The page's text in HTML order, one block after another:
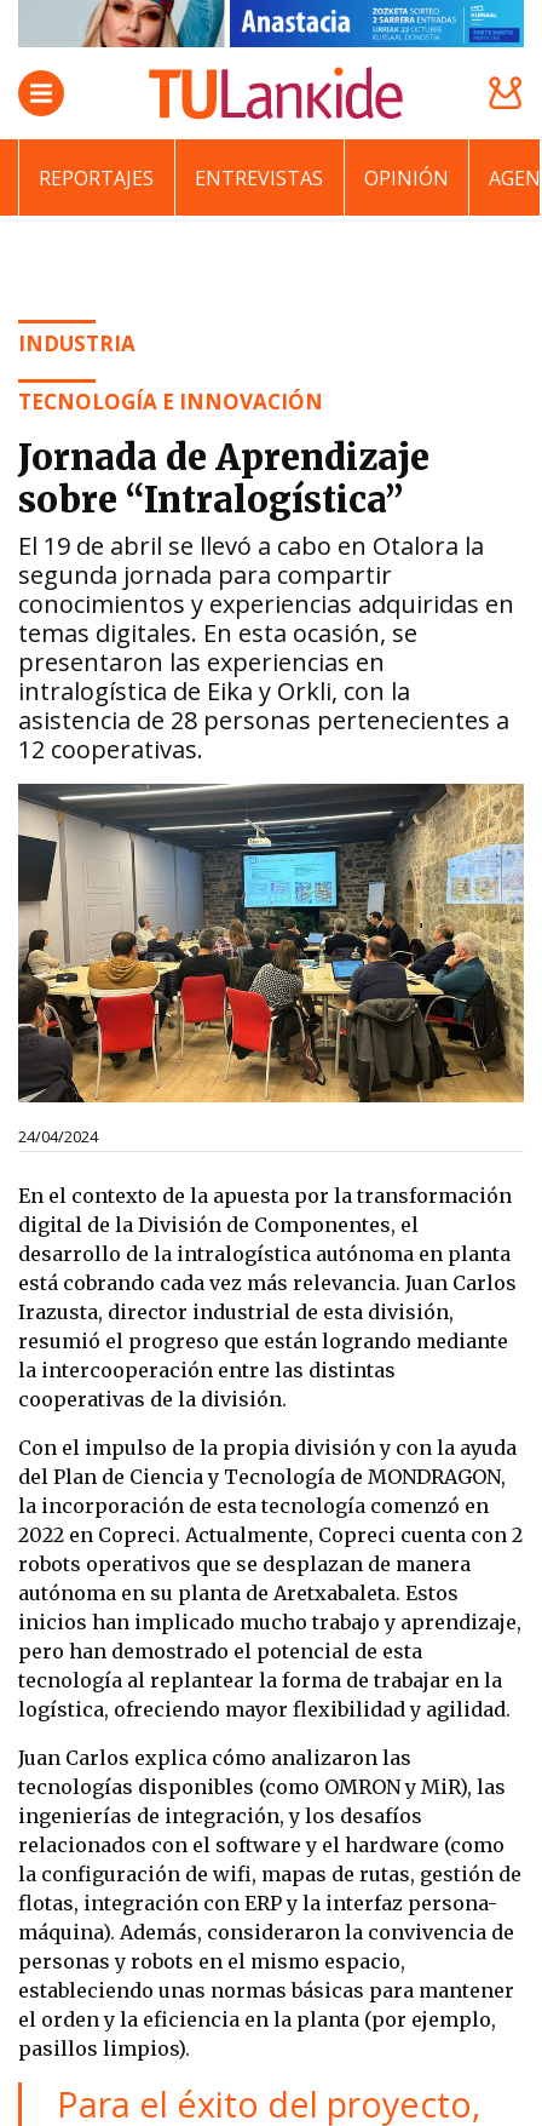
REPORTAJES ENTREVISTAS OPINIÓN
INDUSTRIA
TECNOLOGÍA E INNOVACIÓN
Jornada de Aprendizaje
sobre “Intralogística”
El 19 de abril se llevó a cabo en Otalora la
segunda jornada para compartir
conocimientos y experiencias adquiridas en
temas digitales. En esta ocasión, se
presentaron las experiencias en
intralogística de Eika y Orkli, con la
asistencia de 28 personas pertenecientes a
12 cooperativas.
24/04/2024
En el contexto de la apuesta por la transformación
digital de la División de Componentes, el
desarrollo de la intralogística autónoma en planta
está cobrando cada vez más relevancia. Juan Carlos
Irazusta, director industrial de esta división,
resumió el progreso que están logrando mediante
la intercooperación entre las distintas
cooperativas de la división.
Con el impulso de la propia división y con la ayuda
del Plan de Ciencia y Tecnología de MONDRAGON,
la incorporación de esta tecnología comenzó en
2022 en Copreci. Actualmente, Copreci cuenta con 2
robots operativos que se desplazan de manera
autónoma en su planta de Aretxabaleta. Estos
inicios han implicado mucho trabajo y aprendizaje,
pero han demostrado el potencial de esta
tecnología al replantear la forma de trabajar en la
logística, ofreciendo mayor flexibilidad y agilidad.
Juan Carlos explica cómo analizaron las
tecnologías disponibles (como OMRON y MiR), las
ingenierías de integración, y los desafíos
relacionados con el software y el hardware (como
la configuración de wifi, mapas de rutas, gestión de
flotas, integración con ERP y la interfaz persona-
máquina). Además, consideraron la convivencia de
personas y robots en el mismo espacio,
estableciendo unas normas básicas para mantener
el orden y la eficiencia en la planta (por ejemplo,
pasillos limpios).
Para el éxito del proyecto,